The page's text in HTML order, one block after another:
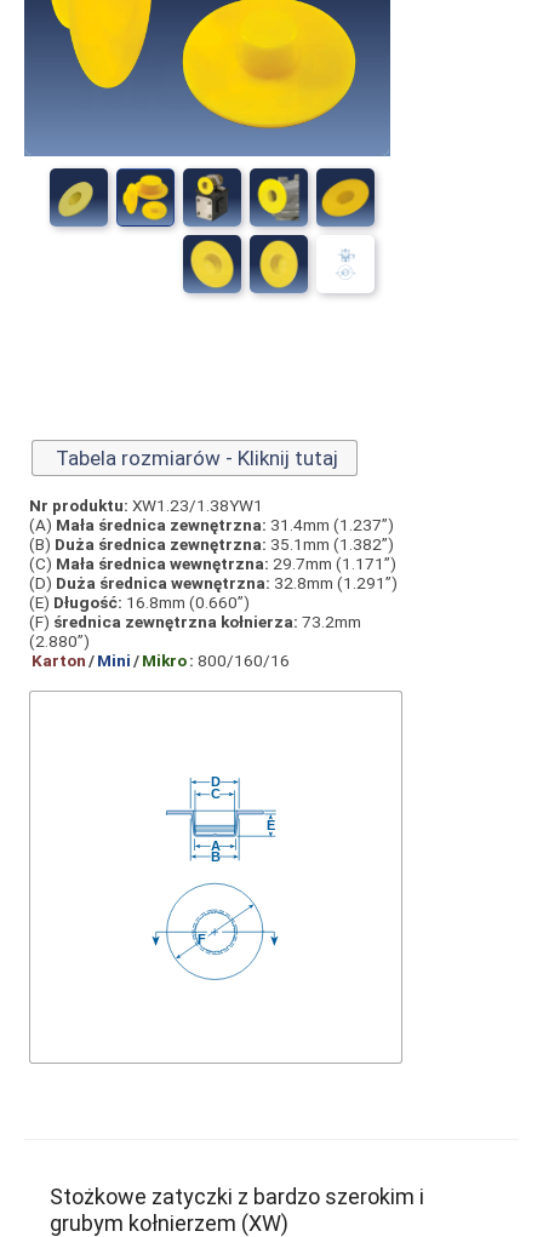
Tabela rozmiarów - Kliknij tutaj
Nr produktu: XW1.23/1.38YW1
(A) Mała średnica zewnętrzna: 31.4mm (1.237”)
(B) Duża średnica zewnętrzna: 35.1mm (1.382”)
(C) Mała średnica wewnętrzna: 29.7mm (1.171”)
(D) Duża średnica wewnętrzna: 32.8mm (1.291”)
(E) Długość: 16.8mm (0.660”)
(F) średnica zewnętrzna kołnierza: 73.2mm
(2.880”)
Karton/Mini/Mikro: 800/160/16
Stożkowe zatyczki z bardzo szerokim i
grubym kołnierzem (XW)